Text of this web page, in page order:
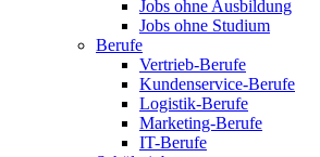
Jobs ohne Ausbildung
Jobs ohne Studium
Berufe
Vertrieb-Berufe
Kundenservice-Berufe
Logistik-Berufe
Marketing-Berufe
IT-Berufe